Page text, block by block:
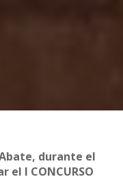
durante el
el I CONCURSO